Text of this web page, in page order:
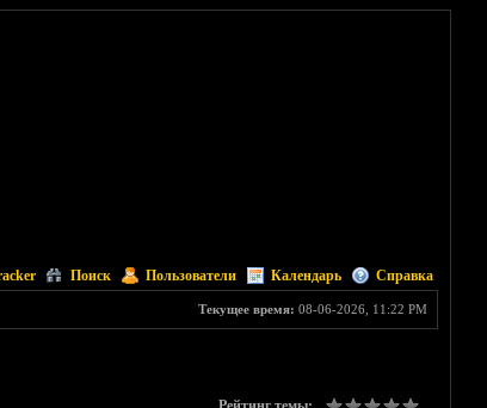
Поиск Пользователи Календарь Справка
Текущее время: 08-06-2026, 11:22 PM